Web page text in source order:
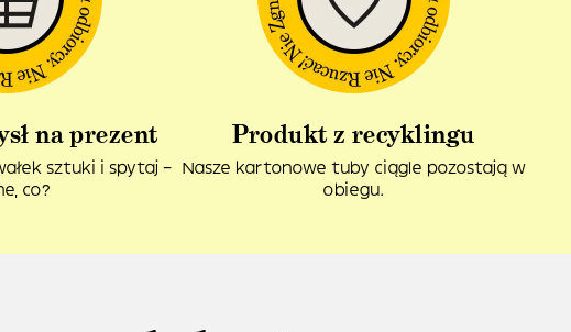
na prezent
sztuki i spytaj –
co?
Produkt z recyklingu
Nasze kartonowe tuby ciągle pozostają w
obiegu.